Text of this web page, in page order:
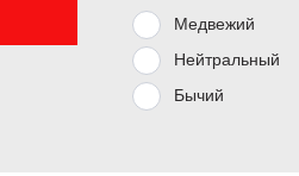
Медвежий
Нейтральный
Бычий